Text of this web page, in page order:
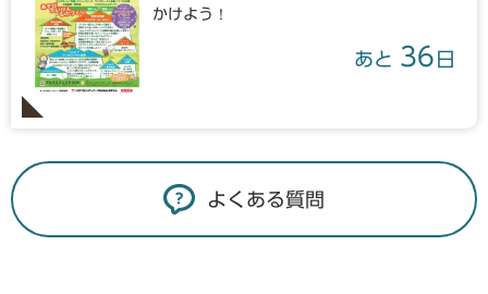
かけよう！
あと 36 日
よくある質問